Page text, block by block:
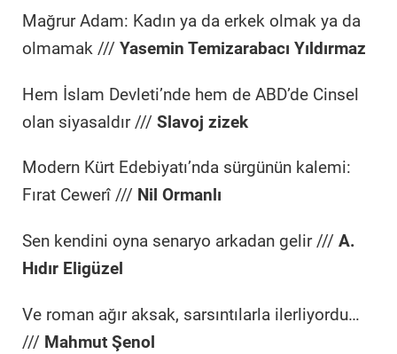
Mağrur Adam: Kadın ya da erkek olmak ya da
olmamak /// Yasemin Temizarabacı Yıldırmaz
Hem İslam Devleti’nde hem de ABD’de Cinsel
olan siyasaldır /// Slavoj zizek
Modern Kürt Edebiyatı’nda sürgünün kalemi:
Fırat Cewerî /// Nil Ormanlı
Sen kendini oyna senaryo arkadan gelir /// A.
Hıdır Eligüzel
Ve roman ağır aksak, sarsıntılarla ilerliyordu…
/// Mahmut Şenol